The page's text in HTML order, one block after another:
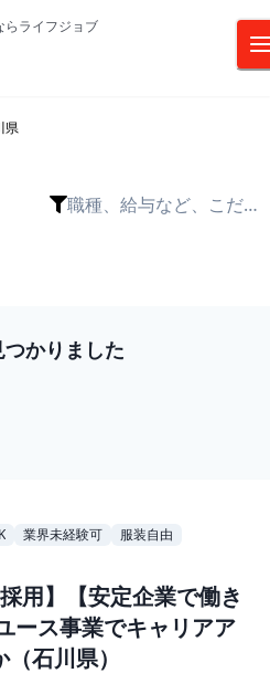
らライフジョブ
県
職種、給与など、こだわ
かりました
業界未経験可 服装自由
用】【安定企業で働き
ース事業でキャリアア
石川県）